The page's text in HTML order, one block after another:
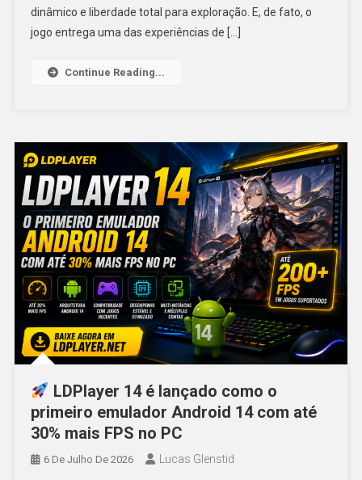
dinâmico e liberdade total para exploração. E, de fato, o
jogo entrega uma das experiências de […]
Continue Reading...
LDPlayer 14 é lançado como o
primeiro emulador Android 14 com até
30% mais FPS no PC
6 De Julho De 2026 Lucas Glenstid